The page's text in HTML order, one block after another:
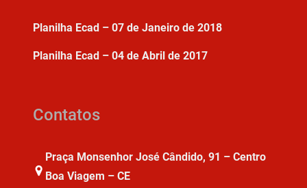
Planilha Ecad – 07 de Janeiro de 2018
Planilha Ecad – 04 de Abril de 2017
Contatos
Praça Monsenhor José Cândido, 91 – Centro
Boa Viagem – CE